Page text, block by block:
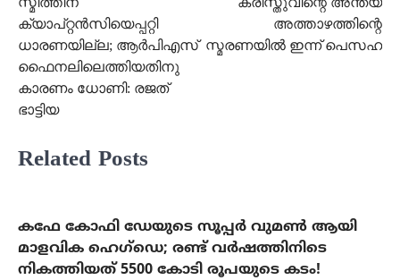
navigation
ക്യാപ്റ്റൻസിയെപ്പറ്റി
ധാരണയില്ല; ആർപിഎസ്
ഫൈനലിലെത്തിയതിനു
കാരണം ധോണി: രജത്
ഭാട്ടിയ
അത്താഴത്തിന്റെ
സ്മരണയിൽ ഇന്ന് പെസഹ
Related Posts
കഫേ കോഫി ഡേയുടെ സൂപ്പർ വുമൺ ആയി
മാളവിക ഹെഗ്ഡെ; രണ്ട് വർഷത്തിനിടെ
നികത്തിയത് 5500 കോടി രൂപയുടെ കടം!